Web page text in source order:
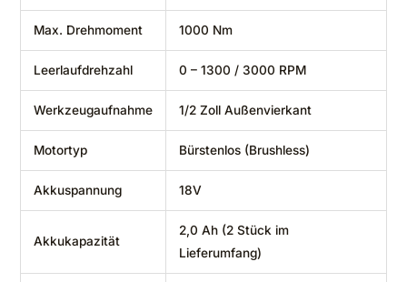
Max. Drehmoment 1000 Nm
Leerlaufdrehzahl 0 – 1300 / 3000 RPM
Werkzeugaufnahme 1/2 Zoll Außenvierkant
Motortyp Bürstenlos (Brushless)
Akkuspannung 18V
Akkukapazität
2,0 Ah (2 Stück im
Lieferumfang)